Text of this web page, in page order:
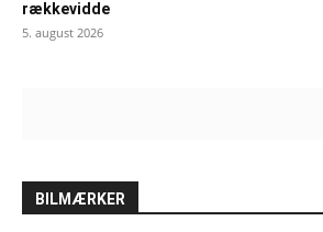
rækkevidde
5. august 2026
BILMÆRKER